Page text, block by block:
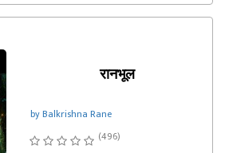
रानभूल
by Balkrishna Rane
(496)